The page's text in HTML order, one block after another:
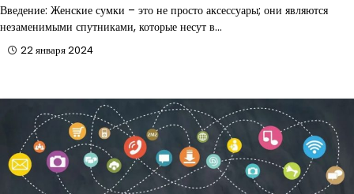
Введение: Женские сумки – это не просто аксессуары; они являются
незаменимыми спутниками, которые несут в…
22 января 2024